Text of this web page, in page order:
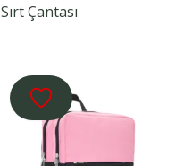
Sırt Çantası